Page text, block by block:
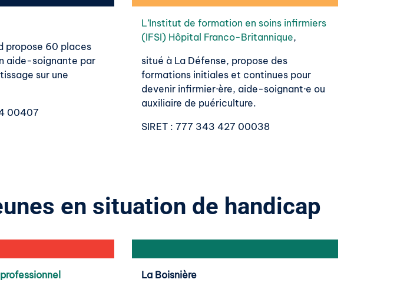
propose 60 places
aide-soignante par
sur une
00407
L’Institut de formation en soins infirmiers
(IFSI) Hôpital Franco-Britannique,
situé à La Défense, propose des
formations initiales et continues pour
devenir infirmier·ère, aide-soignant·e ou
auxiliaire de puériculture.
SIRET : 777 343 427 00038
en situation de handicap
La Boisnière